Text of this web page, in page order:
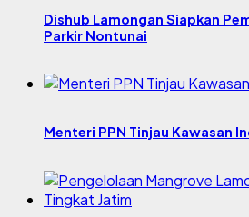
Dishub Lamongan Siapkan
Parkir Nontunai
Menteri PPN Tinjau Kawasan